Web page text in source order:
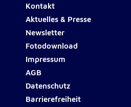
Kontakt
Aktuelles & Presse
Newsletter
Fotodownload
Impressum
AGB
Datenschutz
Barrierefreiheit